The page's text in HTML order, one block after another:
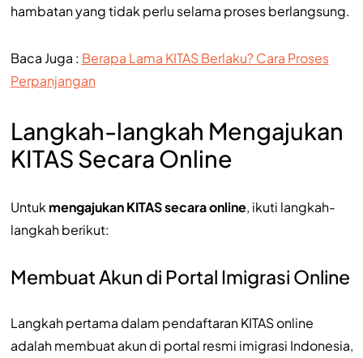
hambatan yang tidak perlu selama proses berlangsung.
Baca Juga : Berapa Lama KITAS Berlaku? Cara Proses
Perpanjangan
Langkah-langkah Mengajukan
KITAS Secara Online
Untuk mengajukan KITAS secara online, ikuti langkah-
langkah berikut:
Membuat Akun di Portal Imigrasi Online
Langkah pertama dalam pendaftaran KITAS online
adalah membuat akun di portal resmi imigrasi Indonesia,